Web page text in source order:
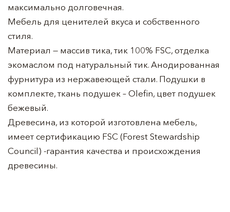
максимально долговечная.
Мебель для ценителей вкуса и собственного
стиля.
Материал — массив тика, тик 100% FSC, отделка
экомаслом под натуральный тик. Анодированная
фурнитура из нержавеющей стали. Подушки в
комплекте, ткань подушек – Olefin, цвет подушек
бежевый.
Древесина, из которой изготовлена мебель,
имеет сертификацию FSC (Forest Stewardship
Council) -гарантия качества и происхождения
древесины.